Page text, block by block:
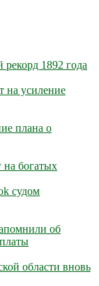
1892 года
на усиление
плана о
на богатых
судом
об
области вновь